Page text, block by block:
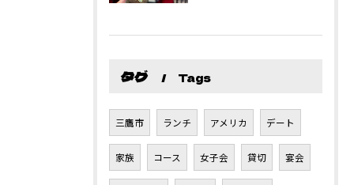
タグ Tags
三鷹市 ランチ アメリカ デート
家族 コース 女子会 貸切 宴会